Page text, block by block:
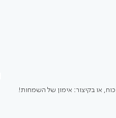
או בקיצור: אימון של השמחות!